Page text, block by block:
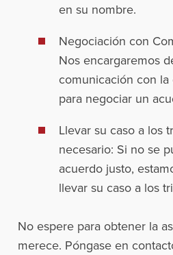
en su nombre.
Negociación con
Nos encargaremos
comunicación con
para negociar un
Llevar su caso a los
necesario: Si no se
acuerdo justo,
llevar su caso a los
No espere para obtener la
merece. Póngase en